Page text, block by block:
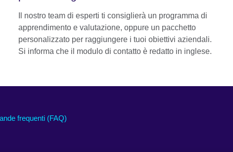
Il nostro team di esperti ti consiglierà un programma di
apprendimento e valutazione, oppure un pacchetto
personalizzato per raggiungere i tuoi obiettivi aziendali.
Si informa che il modulo di contatto è redatto in inglese.
frequenti (FAQ)